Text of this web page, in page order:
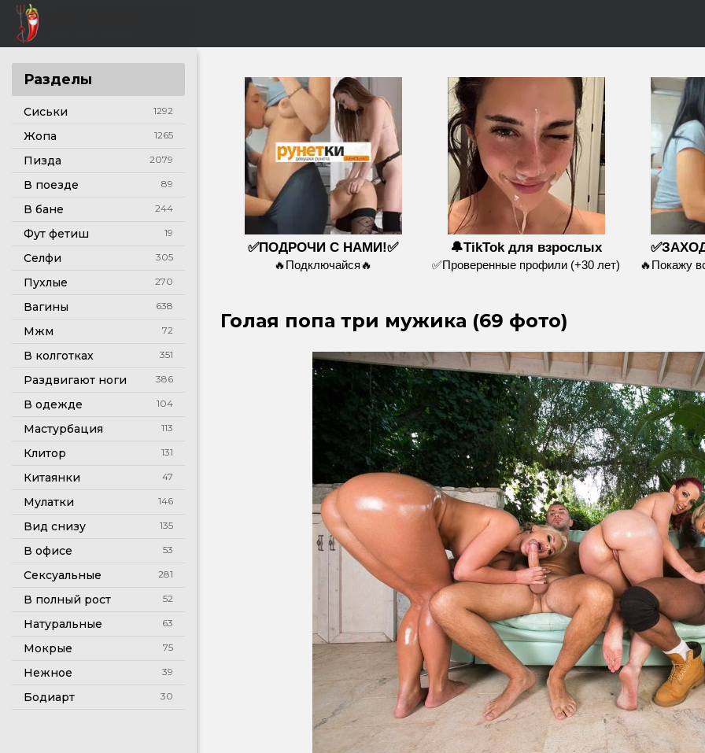
Разделы
Сиськи 1292
Жопа 1265
Пизда 2079
В поезде 89
В бане 244
Фут фетиш 19
Селфи 305
Пухлые 270
Вагины 638
Мжм 72
В колготках 351
Раздвигают ноги 386
В одежде 104
Мастурбация 113
Клитор 131
Китаянки 47
Мулатки 146
Вид снизу 135
В офисе 53
Сексуальные 281
В полный рост 52
Натуральные 63
Мокрые 75
Нежное 39
Бодиарт 30
✅ПОДРОЧИ С НАМИ!✅
🔥Подключайся🔥
🔔TikTok для взрослых
✅Проверенные профили (+30 лет) 🔥Покажу
Голая попа три мужика (69 фото)